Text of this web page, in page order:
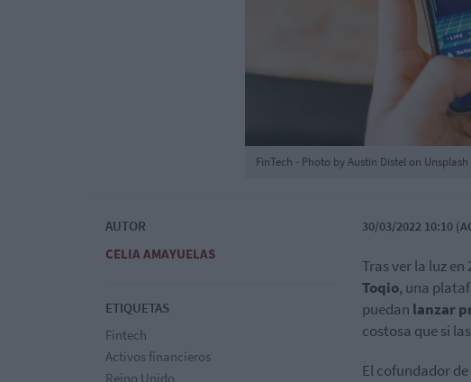
FinTech - Photo by Austin Distel on Unsplash
AUTOR
CELIA AMAYUELAS
ETIQUETAS
Fintech
Activos financieros
Reino Unido
30/03/2022 10:10
Tras ver la luz
Toqio, una
puedan lanzar
costosa que si
El cofundador